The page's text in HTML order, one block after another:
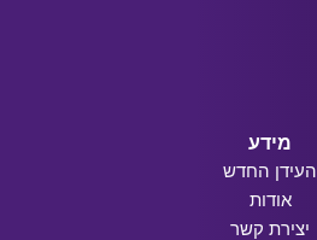
מידע
העידן החדש
אודות
יצירת קשר